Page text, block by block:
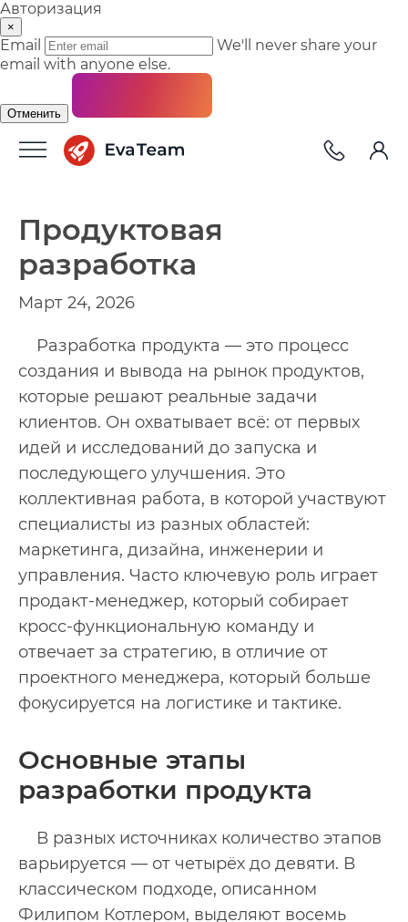
Авторизация
×
Email
We'll never share your
email with anyone else.
Отменить
Продуктовая
разработка
Март 24, 2026
Разработка продукта — это процесс
создания и вывода на рынок продуктов,
которые решают реальные задачи
клиентов. Он охватывает всё: от первых
идей и исследований до запуска и
последующего улучшения. Это
коллективная работа, в которой участвуют
специалисты из разных областей:
маркетинга, дизайна, инженерии и
управления. Часто ключевую роль играет
продакт-менеджер, который собирает
кросс-функциональную команду и
отвечает за стратегию, в отличие от
проектного менеджера, который больше
фокусируется на логистике и тактике.
Основные этапы
разработки продукта
В разных источниках количество этапов
варьируется — от четырёх до девяти. В
классическом подходе, описанном
Филипом Котлером, выделяют восемь